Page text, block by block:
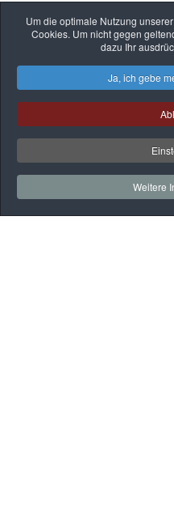
Um die optimale Nutzung
Cookies. Um nicht gegen
dazu Ihr
Ja, ich gebe
Weitere